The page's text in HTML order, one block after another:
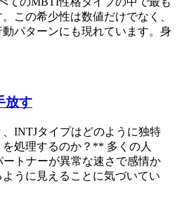
この希少性は数値だけでなく、
パターンにも現れています。身
放す
INTJタイプはどのように独特
処理するのか？** 多くの人
トナーが異常な速さで感情か
うに見えることに気づいてい